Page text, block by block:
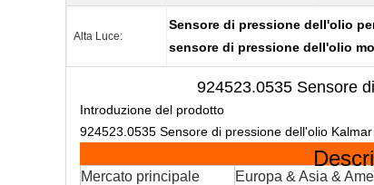
Alta Luce:
Sensore di pressione dell'olio
sensore di pressione dell'olio
924523.0535 Sensore
Introduzione del prodotto
924523.0535 Sensore di pressione dell'olio
Mercato principale
Europa & Asia &